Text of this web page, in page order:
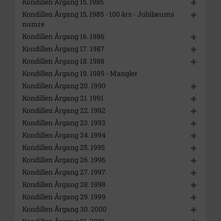
Kondillen Årgang 15. 1985 - 100 års - Jubilæums
numre
Kondillen Årgang 16. 1986
Kondillen Årgang 17. 1987
Kondillen Årgang 18. 1988
Kondillen Årgang 19. 1989 - Mangler
Kondillen Årgang 20. 1990
Kondillen Årgang 21. 1991
Kondillen Årgang 22. 1992
Kondillen Årgang 23. 1993
Kondillen Årgang 24. 1994
Kondillen Årgang 25. 1995
Kondillen Årgang 26. 1996
Kondillen Årgang 27. 1997
Kondillen Årgang 28. 1998
Kondillen Årgang 29. 1999
Kondillen Årgang 30. 2000